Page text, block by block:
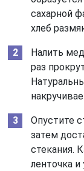
сахарной
хлеб
Налить
раз
Опустите
затем
стекания.
ленточка